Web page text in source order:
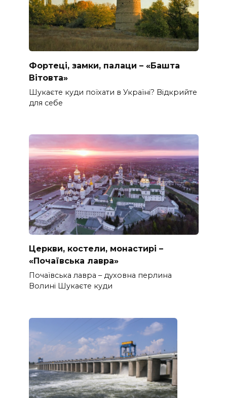
Фортеці, замки, палаци – «Башта
Вітовта»
Шукаєте куди поїхати в Україні? Відкрийте
для себе
Церкви, костели, монастирі –
«Почаївська лавра»
Почаївська лавра – духовна перлина
Волині Шукаєте куди